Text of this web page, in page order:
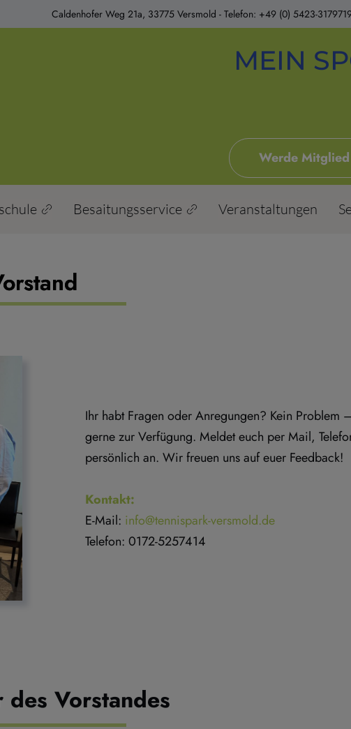
Caldenhofer Weg 21a, 33775 Versmold - Telefon: +49 (0) 5423-
MEIN
Werde Mitglied
Besaitungsservice Veranstaltungen
Ihr habt Fragen oder Anregungen? Kein Problem
gerne zur Verfügung. Meldet euch per Mail,
persönlich an. Wir freuen uns auf euer Feedback!
Kontakt:
E-Mail: info@tennispark-versmold.de
Telefon: 0172-5257414
Vorstandes